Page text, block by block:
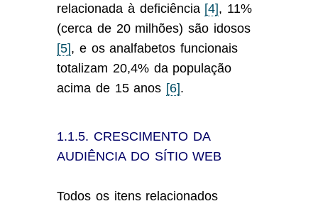
relacionada à deficiência [4], 11%
(cerca de 20 milhões) são idosos
[5], e os analfabetos funcionais
totalizam 20,4% da população
acima de 15 anos [6].
1.1.5. CRESCIMENTO DA
AUDIÊNCIA DO SÍTIO WEB
Todos os itens relacionados